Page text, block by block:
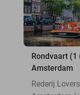
Rondvaart (1
Amsterdam
Rederij Lovers